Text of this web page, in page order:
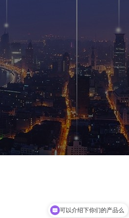
可以介绍下你们的产品么